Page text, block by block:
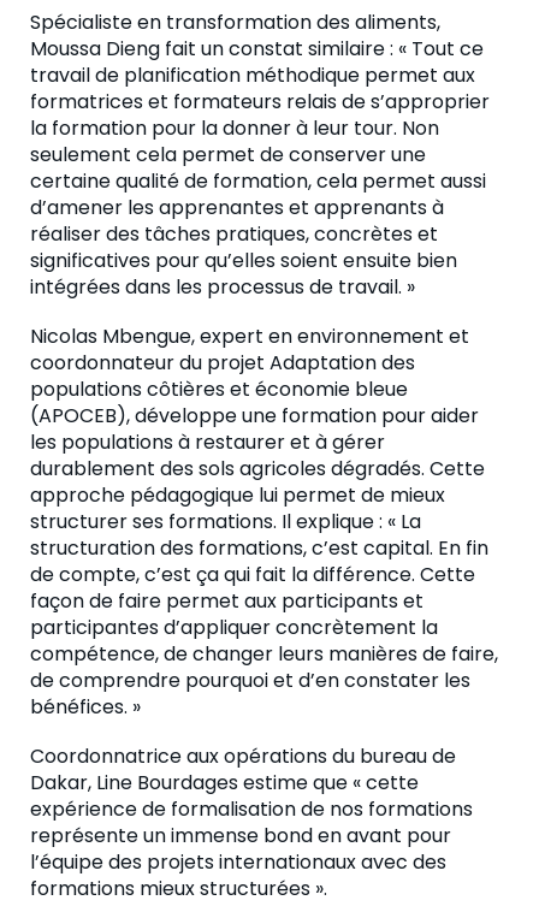
Spécialiste en transformation des aliments,
Moussa Dieng fait un constat similaire : « Tout ce
travail de planification méthodique permet aux
formatrices et formateurs relais de s’approprier
la formation pour la donner à leur tour. Non
seulement cela permet de conserver une
certaine qualité de formation, cela permet aussi
d’amener les apprenantes et apprenants à
réaliser des tâches pratiques, concrètes et
significatives pour qu’elles soient ensuite bien
intégrées dans les processus de travail. »
Nicolas Mbengue, expert en environnement et
coordonnateur du projet Adaptation des
populations côtières et économie bleue
(APOCEB), développe une formation pour aider
les populations à restaurer et à gérer
durablement des sols agricoles dégradés. Cette
approche pédagogique lui permet de mieux
structurer ses formations. Il explique : « La
structuration des formations, c’est capital. En fin
de compte, c’est ça qui fait la différence. Cette
façon de faire permet aux participants et
participantes d’appliquer concrètement la
compétence, de changer leurs manières de faire,
de comprendre pourquoi et d’en constater les
bénéfices. »
Coordonnatrice aux opérations du bureau de
Dakar, Line Bourdages estime que « cette
expérience de formalisation de nos formations
représente un immense bond en avant pour
l’équipe des projets internationaux avec des
formations mieux structurées ».